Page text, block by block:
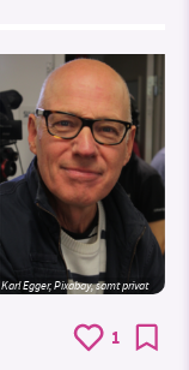
Karl Egger, Pixabay, samt privat
1